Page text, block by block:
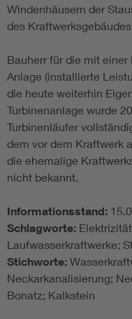
Windenhäusern der
des
Bauherr für die mit
Anlage (installierte
die heute weiterhin
Turbinenanlage wurde
Turbinenläufer
dem vor dem Kraftwerk
die ehemalige
nicht bekannt.
Informationsstand:
Schlagworte:
Laufwasserkraftwerke;
Stichworte:
Neckarkanalisierung;
Bonatz; Kalkstein